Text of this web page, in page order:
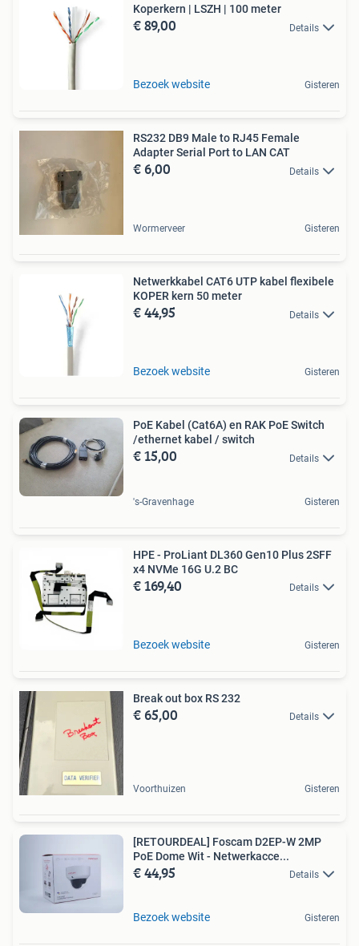
Koperkern | LSZH | 100 meter
€ 89,00 Details
Bezoek website Gisteren
RS232 DB9 Male to RJ45 Female
Adapter Serial Port to LAN CAT
€ 6,00 Details
Wormerveer Gisteren
Netwerkkabel CAT6 UTP kabel flexibele
KOPER kern 50 meter
€ 44,95 Details
Bezoek website Gisteren
PoE Kabel (Cat6A) en RAK PoE Switch
/ethernet kabel / switch
€ 15,00 Details
's-Gravenhage Gisteren
HPE - ProLiant DL360 Gen10 Plus 2SFF
x4 NVMe 16G U.2 BC
€ 169,40 Details
Bezoek website Gisteren
Break out box RS 232
€ 65,00 Details
Voorthuizen Gisteren
[RETOURDEAL] Foscam D2EP-W 2MP
PoE Dome Wit - Netwerkacce...
€ 44,95 Details
Bezoek website Gisteren